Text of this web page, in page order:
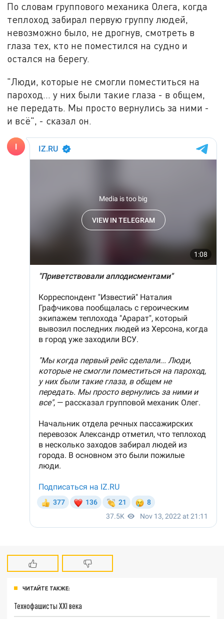
По словам группового механика Олега, когда
теплоход забирал первую группу людей,
невозможно было, не дрогнув, смотреть в
глаза тех, кто не поместился на судно и
остался на берегу.
"Люди, которые не смогли поместиться на
пароход... у них были такие глаза - в общем,
не передать. Мы просто вернулись за ними -
и всё", - сказал он.
ЧИТАЙТЕ ТАКЖЕ:
Технофашисты XXI века